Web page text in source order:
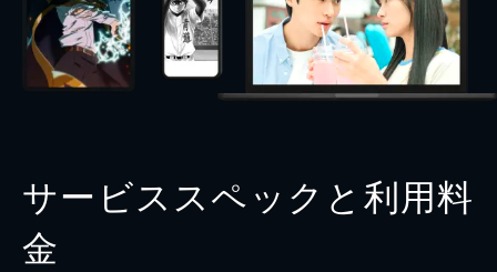
サービススペックと利用料
金